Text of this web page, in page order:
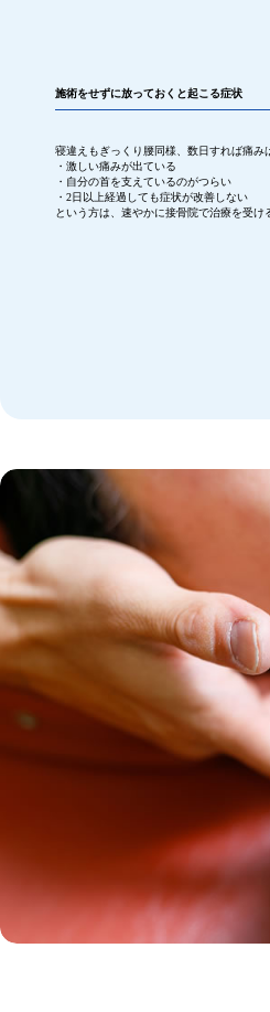
施術をせずに放っておくと起こる症状
寝違えもぎっくり腰同様、数日すれば痛み
・激しい痛みが出ている
・自分の首を支えているのがつらい
・2日以上経過しても症状が改善しない
という方は、速やかに接骨院で治療を受け